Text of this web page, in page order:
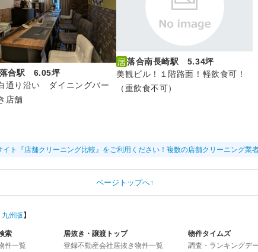
合駅 6.05坪
通り沿い ダイニングバー
店舗
落合南長崎駅 5.34坪
美観ビル！１階路面！軽飲食可！
（重飲食不可）
ト『店舗クリーニング比較』をご利用ください！複数の店舗クリーニング業
ページトップへ↑
九州版 】
索
件一覧
居抜き・譲渡トップ
登録不動産会社居抜き物件一覧
物件タイムズ
調査・ランキングデ